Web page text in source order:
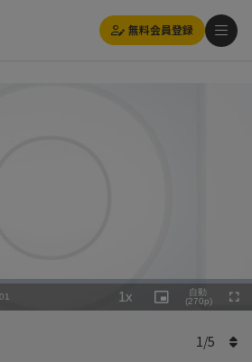
無料会員登録
1x
Rate
Picture-
in-
自動
(270p)
1/5